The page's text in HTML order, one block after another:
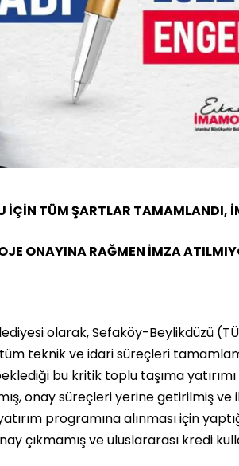
İÇİN TÜM ŞARTLAR TAMAMLANDI,
ONAYINA RAĞMEN İMZA
olarak, Sefaköy-Beylikdüzü
teknik ve idari süreçleri
bu kritik toplu taşıma
onay süreçleri yerine getirilmiş
programına alınması için
çıkmamış ve uluslararası kredi